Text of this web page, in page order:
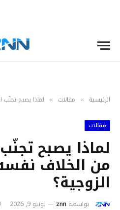
الرئيسية » مقالات » لماذا يصبح تجنّب
مقالات
لماذا يصبح
من الخلاف
الزوجية؟
بواسطة znn يونيو 9, 2026